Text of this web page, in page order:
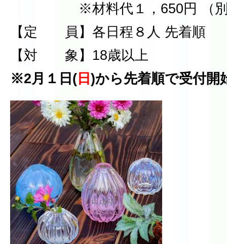
※材料代１，650円 （別
【定 員】各日程８人 先着順
【対 象】18歳以上
※2月１日( 日)から先着順で受付開